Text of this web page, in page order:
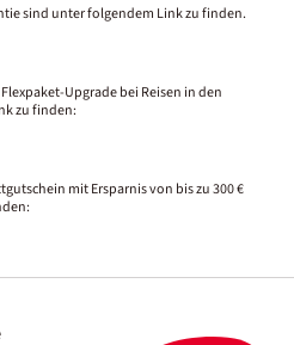
sind unter folgendem Link zu finden.
Upgrade bei Reisen in den
zu finden:
mit Ersparnis von bis zu 300 €